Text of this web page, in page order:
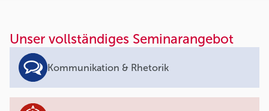
Unser vollständiges Seminarangebot
Kommunikation & Rhetorik